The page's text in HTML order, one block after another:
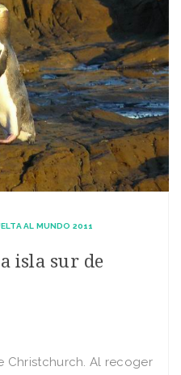
AL MUNDO 2011
isla sur de
Christchurch. Al recoger